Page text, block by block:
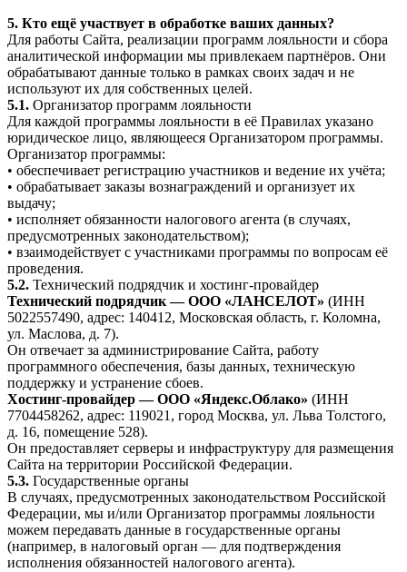
5. Кто ещё участвует в обработке ваших данных?
Для работы Сайта, реализации программ лояльности и сбора
аналитической информации мы привлекаем партнёров. Они
обрабатывают данные только в рамках своих задач и не
используют их для собственных целей.
5.1. Организатор программ лояльности
Для каждой программы лояльности в её Правилах указано
юридическое лицо, являющееся Организатором программы.
Организатор программы:
• обеспечивает регистрацию участников и ведение их учёта;
• обрабатывает заказы вознаграждений и организует их
выдачу;
• исполняет обязанности налогового агента (в случаях,
предусмотренных законодательством);
• взаимодействует с участниками программы по вопросам её
проведения.
5.2. Технический подрядчик и хостинг-провайдер
Технический подрядчик — ООО «ЛАНСЕЛОТ» (ИНН
5022557490, адрес: 140412, Московская область, г. Коломна,
ул. Маслова, д. 7).
Он отвечает за администрирование Сайта, работу
программного обеспечения, базы данных, техническую
поддержку и устранение сбоев.
Хостинг-провайдер — ООО «Яндекс.Облако» (ИНН
7704458262, адрес: 119021, город Москва, ул. Льва Толстого,
д. 16, помещение 528).
Он предоставляет серверы и инфраструктуру для размещения
Сайта на территории Российской Федерации.
5.3. Государственные органы
В случаях, предусмотренных законодательством Российской
Федерации, мы и/или Организатор программы лояльности
можем передавать данные в государственные органы
(например, в налоговый орган — для подтверждения
исполнения обязанностей налогового агента).